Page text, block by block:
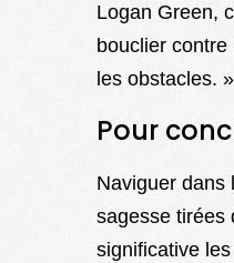
Logan Green,
bouclier contre
les obstacles. »
Pour
Naviguer dans
sagesse tirées
significative